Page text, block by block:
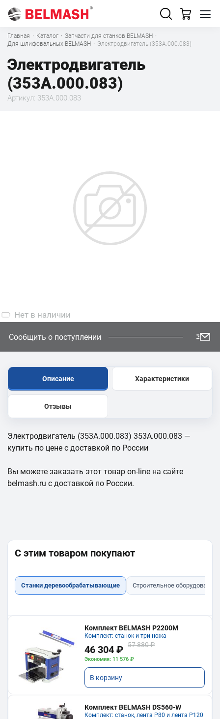
Главная · Каталог · Запчасти для станков BELMASH ·
Для шлифовальных BELMASH · Электродвигатель (353А.000.083)
Электродвигатель
(353А.000.083)
Артикул: 353А.000.083
Нет в наличии
Сообщить о поступлении
Описание Характеристики
Отзывы
Электродвигатель (353А.000.083) 353А.000.083 —
купить по цене с доставкой по России
Вы можете заказать этот товар on-line на сайте
belmash.ru с доставкой по России.
С этим товаром покупают
Станки деревообрабатывающие Строительное оборудование
Комплект BELMASH P2200M
Комплект: станок и три ножа
46 304 ₽ 57 880 ₽
Экономия: 11 576 ₽
В корзину
Комплект BELMASH DS560-W
Комплект: станок, лента P80 и лента P120